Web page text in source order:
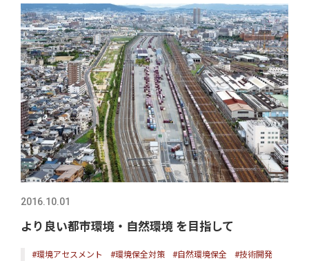
2016.10.01
より良い都市環境・自然環境 を目指して
#環境アセスメント #環境保全対策 #自然環境保全
#技術開発